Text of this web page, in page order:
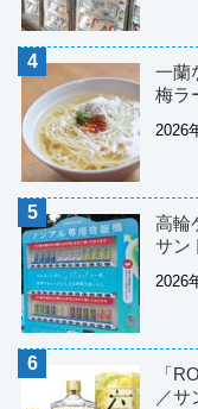
一蘭
梅ラ
2026
高輪
サン
2026
「
／サ